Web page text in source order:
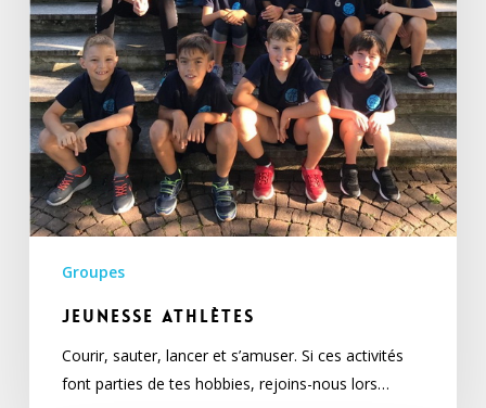
Groupes
Jeunesse athlètes
Courir, sauter, lancer et s’amuser. Si ces activités
font parties de tes hobbies, rejoins-nous lors…